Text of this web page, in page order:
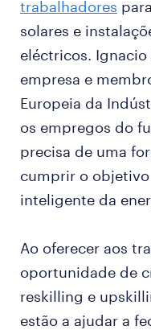
trabalhadores
solares e
eléctricos.
empresa e
Europeia da
os empregos do
precisa de uma
cumprir o
inteligente da
Ao oferecer aos
oportunidade de
reskilling e
estão a ajudar a